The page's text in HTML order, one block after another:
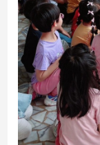
築/
室
內
設
計
旅
遊/
美
食